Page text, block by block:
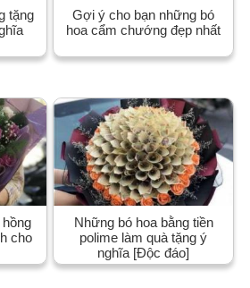
tặng
Gợi ý cho bạn những bó
hoa cẩm chướng đẹp nhất
cho
Những bó hoa bằng tiền
polime làm quà tặng ý
nghĩa [Độc đáo]